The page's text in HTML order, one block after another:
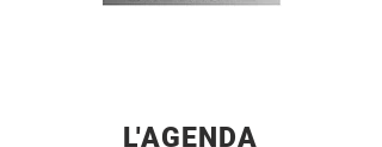
L'AGENDA